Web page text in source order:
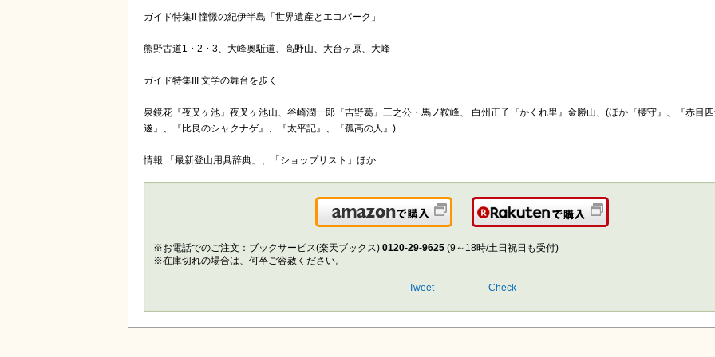
ガイド特集II 憧憬の紀伊半島「世界遺産とエコパーク」
熊野古道1・2・3、大峰奥駈道、高野山、大台ヶ原、大峰
ガイド特集III 文学の舞台を歩く
泉鏡花『夜叉ヶ池』夜叉ヶ池山、谷崎潤一郎『吉野葛』三之公・馬ノ鞍峰、 白州正子『かくれ里』金勝山、(ほか『櫻守』、『赤目
遂』、『比良のシャクナゲ』、『太平記』、『孤高の人』)
情報 「最新登山用具辞典」、「ショップリスト」ほか
Amazonで購入 楽天で購入
※お電話でのご注文：ブックサービス(楽天ブックス) 0120-29-9625 (9～18時/土日祝日も受付)
※在庫切れの場合は、何卒ご容赦ください。
Tweet Check